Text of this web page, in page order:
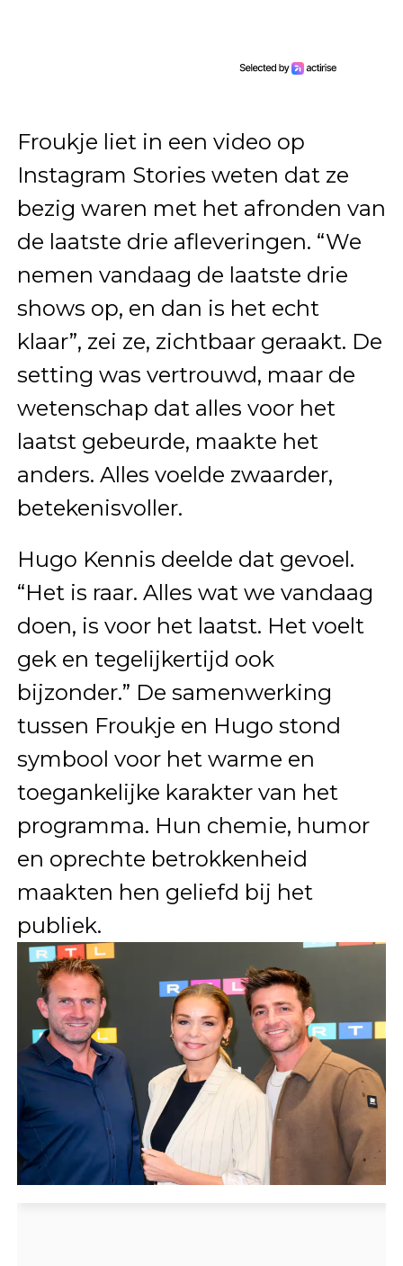
Froukje liet in een video op
Instagram Stories weten dat ze
bezig waren met het afronden van
de laatste drie afleveringen. “We
nemen vandaag de laatste drie
shows op, en dan is het echt
klaar”, zei ze, zichtbaar geraakt. De
setting was vertrouwd, maar de
wetenschap dat alles voor het
laatst gebeurde, maakte het
anders. Alles voelde zwaarder,
betekenisvoller.
Hugo Kennis deelde dat gevoel.
“Het is raar. Alles wat we vandaag
doen, is voor het laatst. Het voelt
gek en tegelijkertijd ook
bijzonder.” De samenwerking
tussen Froukje en Hugo stond
symbool voor het warme en
toegankelijke karakter van het
programma. Hun chemie, humor
en oprechte betrokkenheid
maakten hen geliefd bij het
publiek.